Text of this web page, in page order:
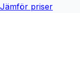
Jämför priser